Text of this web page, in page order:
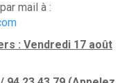
mail à :
: Vendredi 17 août